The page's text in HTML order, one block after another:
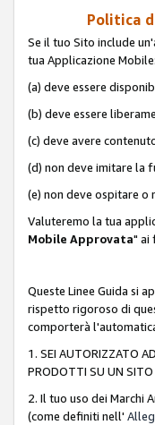
Politica
Se il tuo Sito include
tua Applicazione Mobile:
(a) deve essere
(b) deve essere
(c) deve avere
(d) non deve imitare la
(e) non deve ospitare o
Valuteremo la tua
Mobile Approvata" ai
Queste Linee Guida si
rispetto rigoroso di
comporterà
1. SEI AUTORIZZATO
PRODOTTI SU UN SITO
2. Il tuo uso dei Marchi
(come definiti nell'